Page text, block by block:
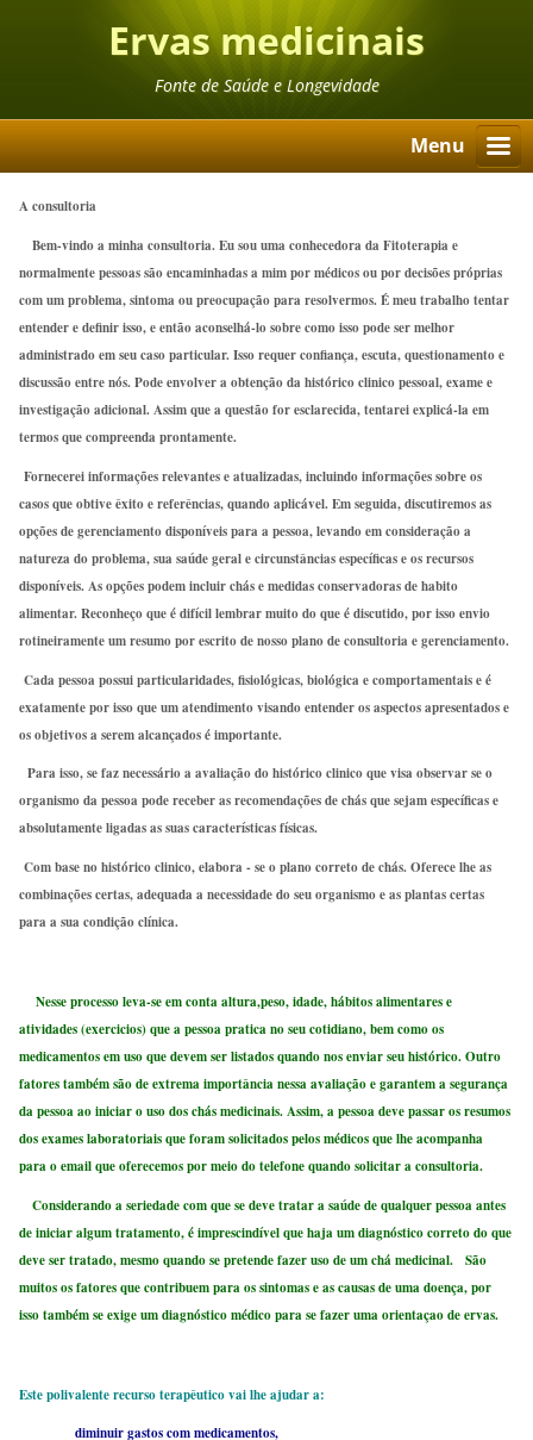
Ervas medicinais
Fonte de Saúde e Longevidade
Menu
A consultoria
Bem-vindo a minha consultoria. Eu sou uma conhecedora da Fitoterapia e
normalmente pessoas são encaminhadas a mim por médicos ou por decisões próprias
com um problema, sintoma ou preocupação para resolvermos. É meu trabalho tentar
entender e definir isso, e então aconselhá-lo sobre como isso pode ser melhor
administrado em seu caso particular. Isso requer confiança, escuta, questionamento e
discussão entre nós. Pode envolver a obtenção da histórico clinico pessoal, exame e
investigação adicional. Assim que a questão for esclarecida, tentarei explicá-la em
termos que compreenda prontamente.
Fornecerei informações relevantes e atualizadas, incluindo informações sobre os
casos que obtive êxito e referências, quando aplicável. Em seguida, discutiremos as
opções de gerenciamento disponíveis para a pessoa, levando em consideração a
natureza do problema, sua saúde geral e circunstâncias específicas e os recursos
disponíveis. As opções podem incluir chás e medidas conservadoras de habito
alimentar. Reconheço que é difícil lembrar muito do que é discutido, por isso envio
rotineiramente um resumo por escrito de nosso plano de consultoria e gerenciamento.
Cada pessoa possui particularidades, fisiológicas, biológica e comportamentais e é
exatamente por isso que um atendimento visando entender os aspectos apresentados e
os objetivos a serem alcançados é importante.
Para isso, se faz necessário a avaliação do histórico clinico que visa observar se o
organismo da pessoa pode receber as recomendações de chás que sejam específicas e
absolutamente ligadas as suas características físicas.
Com base no histórico clinico, elabora - se o plano correto de chás. Oferece lhe as
combinações certas, adequada a necessidade do seu organismo e as plantas certas
para a sua condição clínica.
Nesse processo leva-se em conta altura,peso, idade, hábitos alimentares e
atividades (exercicios) que a pessoa pratica no seu cotidiano, bem como os
medicamentos em uso que devem ser listados quando nos enviar seu histórico. Outro
fatores também são de extrema importância nessa avaliação e garantem a segurança
da pessoa ao iniciar o uso dos chás medicinais. Assim, a pessoa deve passar os resumos
dos exames laboratoriais que foram solicitados pelos médicos que lhe acompanha
para o email que oferecemos por meio do telefone quando solicitar a consultoria.
Considerando a seriedade com que se deve tratar a saúde de qualquer pessoa antes
de iniciar algum tratamento, é imprescindível que haja um diagnóstico correto do que
deve ser tratado, mesmo quando se pretende fazer uso de um chá medicinal.
São
muitos os fatores que contribuem para os sintomas e as causas de uma doença, por
isso também se exige um diagnóstico médico para se fazer uma orientaçao de ervas.
Este polivalente recurso terapêutico vai lhe ajudar a:
diminuir gastos com medicamentos,